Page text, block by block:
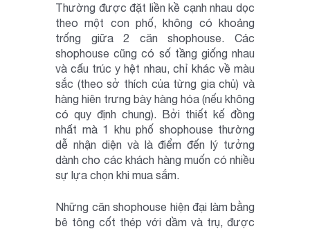
Thường được đặt liền kề cạnh nhau dọc
theo một con phố, không có khoảng
trống giữa 2 căn shophouse. Các
shophouse cũng có số tầng giống nhau
và cấu trúc y hệt nhau, chỉ khác về màu
sắc (theo sở thích của từng gia chủ) và
hàng hiên trưng bày hàng hóa (nếu không
có quy định chung). Bởi thiết kế đồng
nhất mà 1 khu phố shophouse thường
dễ nhận diện và là điểm đến lý tưởng
dành cho các khách hàng muốn có nhiều
sự lựa chọn khi mua sắm.
Những căn shophouse hiện đại làm bằng
bê tông cốt thép với dầm và trụ, được